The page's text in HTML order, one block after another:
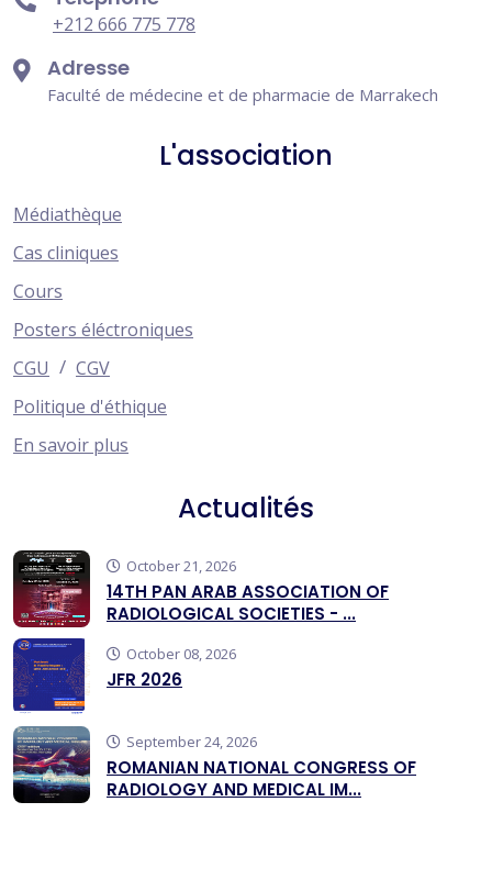
+212 666 775 778
Adresse
Faculté de médecine et de pharmacie de Marrakech
L'association
Médiathèque
Cas cliniques
Cours
Posters éléctroniques
CGU / CGV
Politique d'éthique
En savoir plus
Actualités
October 21, 2026
14TH PAN ARAB ASSOCIATION OF
RADIOLOGICAL SOCIETIES - ...
October 08, 2026
JFR 2026
September 24, 2026
ROMANIAN NATIONAL CONGRESS OF
RADIOLOGY AND MEDICAL IM...